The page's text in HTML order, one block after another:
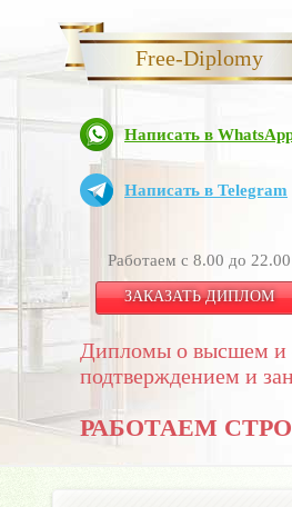
Free-Diplomy
Написать в
Написать в Telegram
Работаем с 8.00 до 22.00
ЗАКАЗАТЬ ДИПЛОМ
Дипломы о высшем и
подтверждением и
РАБОТАЕМ